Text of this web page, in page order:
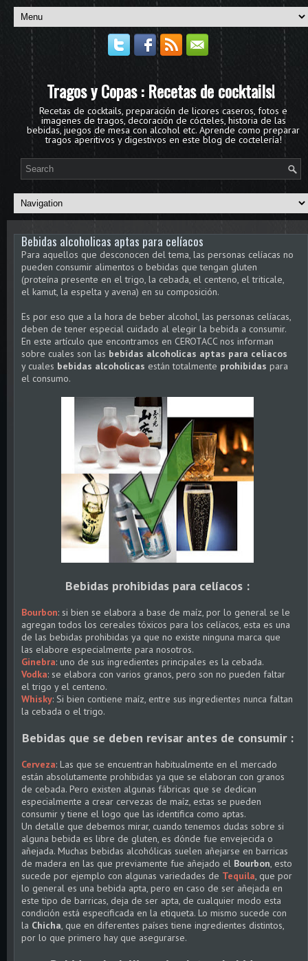
Tragos y Copas : Recetas de cocktails!
Recetas de cocktails, preparación de licores caseros, fotos e
imagenes de tragos, decoración de cócteles, historia de las
bebidas, juegos de mesa con alcohol etc. Aprende como preparar
tragos aperitivos y digestivos en este blog de coctelería!
Bebidas alcoholicas aptas para celíacos
Para aquellos que desconocen del tema, las personas celíacas no
pueden consumir alimentos o bebidas que tengan gluten
(proteína presente en el trigo, la cebada, el centeno, el triticale,
el kamut, la espelta y avena) en su composición.
Es por eso que a la hora de beber alcohol, las personas celíacas,
deben de tener especial cuidado al elegir la bebida a consumir.
En este artículo que encontramos en CEROTACC nos informan
sobre cuales son las bebidas alcoholicas aptas para celíacos
y cuales bebidas alcoholicas están totalmente prohibidas para
el consumo.
Bebidas prohibidas para celíacos :
Bourbon: si bien se elabora a base de maíz, por lo general se le
agregan todos los cereales tóxicos para los celíacos, esta es una
de las bebidas prohibidas ya que no existe ninguna marca que
las elabore especialmente para nosotros.
Ginebra: uno de sus ingredientes principales es la cebada.
Vodka: se elabora con varios granos, pero son no pueden faltar
el trigo y el centeno.
Whisky: Si bien contiene maíz, entre sus ingredientes nunca faltan
la cebada o el trigo.
Bebidas que se deben revisar antes de consumir :
Cerveza: Las que se encuentran habitualmente en el mercado
están absolutamente prohibidas ya que se elaboran con granos
de cebada. Pero existen algunas fábricas que se dedican
especialmente a crear cervezas de maíz, estas se pueden
consumir y tiene el logo que las identifica como aptas.
Un detalle que debemos mirar, cuando tenemos dudas sobre si
alguna bebida es libre de gluten, es dónde fue envejecida o
añejada. Muchas bebidas alcohólicas suelen añejarse en barricas
de madera en las que previamente fue añejado el Bourbon, esto
sucede por ejemplo con algunas variedades de Tequila, que por
lo general es una bebida apta, pero en caso de ser añejada en
este tipo de barricas, deja de ser apta, de cualquier modo esta
condición está especificada en la etiqueta. Lo mismo sucede con
la Chicha, que en diferentes países tiene ingredientes distintos,
por lo que primero hay que asegurarse.